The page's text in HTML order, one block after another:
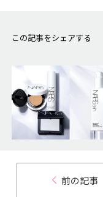
この記事をシェアする
前の記事